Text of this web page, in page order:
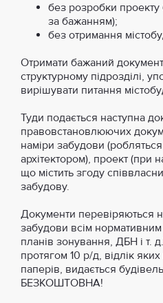
без розробки проекту
за бажанням);
без отримання
Отримати бажаний
структурному підрозділі,
вирішувати питання
Туди подається наступна
правовстановлюючих
наміри забудови
архітектором), проект (при
що містить згоду
забудову.
Документи перевіряються
забудови всім
планів зонування, ДБН і т.
протягом 10 р/д, відлік
паперів, видається
БЕЗКОШТОВНА!